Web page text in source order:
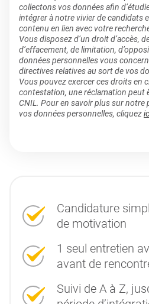
collectons vos données afin
intégrer à notre vivier de candidats
contenu en lien avec votre
Vous disposez d’un droit d’accès,
d’effacement, de limitation,
données personnelles vous
directives relatives au sort de vos
Vous pouvez exercer ces droits en
contestation, une réclamation peut
CNIL. Pour en savoir plus sur
vos données personnelles, cliquez
Candidature
de motivation
1 seul entretien
avant de
Suivi de A à Z,